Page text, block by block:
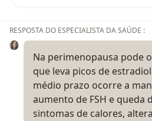
RESPOSTA DO ESPECIALISTA DA SAÚDE :
Na perimenopausa pode
que leva picos de
médio prazo ocorre a
aumento de FSH e queda
sintomas de calores,